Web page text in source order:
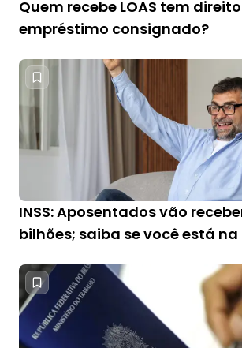
Quem recebe LOAS tem
empréstimo consignado?
INSS: Aposentados vão
bilhões; saiba se você está